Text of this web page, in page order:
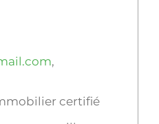
,
certifié